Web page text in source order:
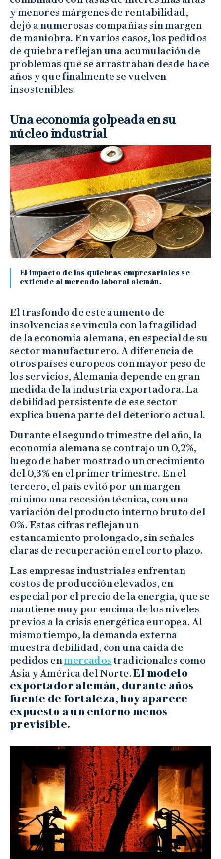
y menores márgenes de rentabilidad,
dejó a numerosas compañías sin margen
de maniobra. En varios casos, los pedidos
de quiebra reflejan una acumulación de
problemas que se arrastraban desde hace
años y que finalmente se vuelven
insostenibles.
Una economía golpeada en su
núcleo industrial
El impacto de las quiebras empresariales se
extiende al mercado laboral alemán.
El trasfondo de este aumento de
insolvencias se vincula con la fragilidad
de la economía alemana, en especial de su
sector manufacturero. A diferencia de
otros países europeos con mayor peso de
los servicios, Alemania depende en gran
medida de la industria exportadora. La
debilidad persistente de ese sector
explica buena parte del deterioro actual.
Durante el segundo trimestre del año, la
economía alemana se contrajo un 0,2%,
luego de haber mostrado un crecimiento
del 0,3% en el primer trimestre. En el
tercero, el país evitó por un margen
mínimo una recesión técnica, con una
variación del producto interno bruto del
0%. Estas cifras reflejan un
estancamiento prolongado, sin señales
claras de recuperación en el corto plazo.
Las empresas industriales enfrentan
costos de producción elevados, en
especial por el precio de la energía, que se
mantiene muy por encima de los niveles
previos a la crisis energética europea. Al
mismo tiempo, la demanda externa
muestra debilidad, con una caída de
pedidos enmercados tradicionales como
Asia y América del Norte.El modelo
exportador alemán, durante años
fuente de fortaleza, hoy aparece
expuesto a un entorno menos
previsible.